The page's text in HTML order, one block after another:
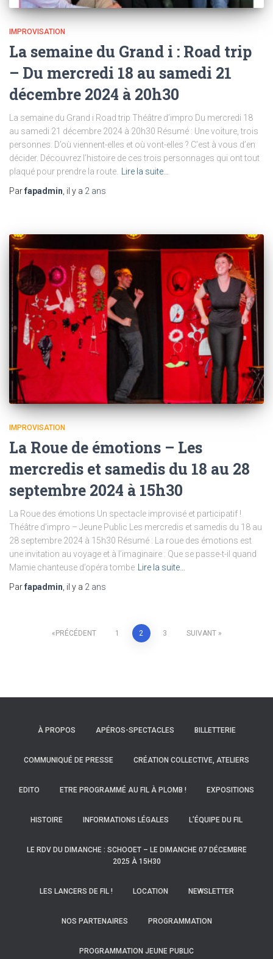
IMPROVISATION
La semaine du Grand i : Road trip
– Du mercredi 18 au samedi 21
décembre 2024 à 20h30
La semaine du Grand i Road trip Théâtre d’impro Du mercredi 18
au samedi 21 décembre 2024 à 20h30 Résumé : Une voiture, trois
personnes. D’où viennent-elles et où vont-elles ? C’est à vous d’en
décider. Découvrez l’histoire de ces trois personnages qui ont tout
plaqué pour prendre la route.
Lire la suite…
Parfapadmin , il y a 2 ans
IMPROVISATION
La Roue de émotions – Les
mercredis et samedis du 18 au 28
septembre 2024 à 15h30
La Roue des émotions Un spectacle improvisé et participatif !
Théâtre d’impro – Jeune Public Les mercredis et samedis du 18 au
28 septembre 2024 à 15h30 Résumé : La roue des émotions est
une invitation au voyage et à l’imaginaire : Que se passe-t-il quand
Mamie chanteuse d’opéra tombe Lire la suite…
Parfapadmin, il y a 2 ans
Navigation
articles
PRÉCÉDENT 1 2 3 SUIVANT
À PROPOS APÉROS-SPECTACLES BILLETTERIE
COMMUNIQUÉ DE PRESSE CRÉATION COLLECTIVE, ATELIERS
EDITO ETRE PROGRAMMÉ AU FIL À PLOMB ! EXPOSITIONS
HISTOIRE INFORMATIONS LÉGALES L’ÉQUIPE DU FIL
LE RDV DU DIMANCHE : SCHOOET – LE DIMANCHE 07 DÉCEMBRE
2025 À 15H30
LES LANCERS DE FIL ! LOCATION NEWSLETTER
NOS PARTENAIRES PROGRAMMATION
PROGRAMMATION JEUNE PUBLIC